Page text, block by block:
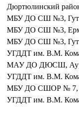
Дюртюлинский
МБУ ДО СШ №3,
МБУ ДО СШ №3,
МБУ ДО СШ №3,
УГДДТ им. В.М.
МАУ ДО ДЮСШ,
УГДДТ им. В.М.
МБУ ДО СШОР № 7,
УГДДТ им. В.М.